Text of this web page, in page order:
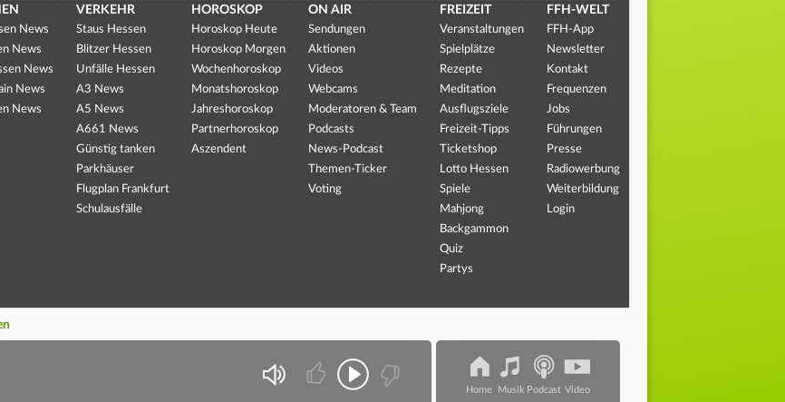
News
News
News
News
News
VERKEHR
Staus Hessen
Blitzer Hessen
Unfälle Hessen
A3 News
A5 News
A661 News
Günstig tanken
Parkhäuser
Flugplan Frankfurt
Schulausfälle
HOROSKOP
Horoskop Heute
Horoskop Morgen
Wochenhoroskop
Monatshoroskop
Jahreshoroskop
Partnerhoroskop
Aszendent
ON AIR
Sendungen
Aktionen
Videos
Webcams
Moderatoren & Team
Podcasts
News-Podcast
Themen-Ticker
Voting
FREIZEIT
Veranstaltungen
Spielplätze
Rezepte
Meditation
Ausflugsziele
Freizeit-Tipps
Ticketshop
Lotto Hessen
Spiele
Mahjong
Backgammon
Quiz
Partys
FFH-WELT
FFH-App
Newsletter
Kontakt
Frequenzen
Jobs
Führungen
Presse
Radiowerbung
Weiterbildung
Login
Home Musik Podcast Video